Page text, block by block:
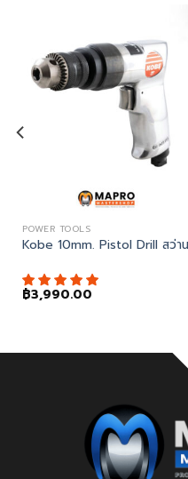
POWER TOOLS
Kobe 10mm. Pistol Drill สว่า
฿3,990.00
ครื่องเจียรมุม